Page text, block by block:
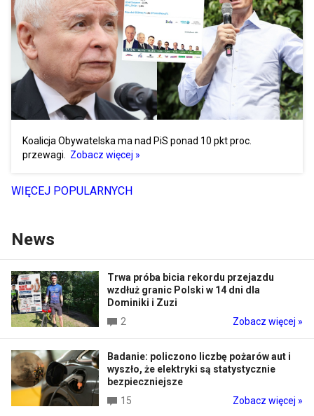
Koalicja Obywatelska ma nad PiS ponad 10 pkt proc.
przewagi. Zobacz więcej »
WIĘCEJ POPULARNYCH
News
Trwa próba bicia rekordu przejazdu
wzdłuż granic Polski w 14 dni dla
Dominiki i Zuzi
2
Zobacz więcej »
Badanie: policzono liczbę pożarów aut i
wyszło, że elektryki są statystycznie
bezpieczniejsze
15
Zobacz więcej »